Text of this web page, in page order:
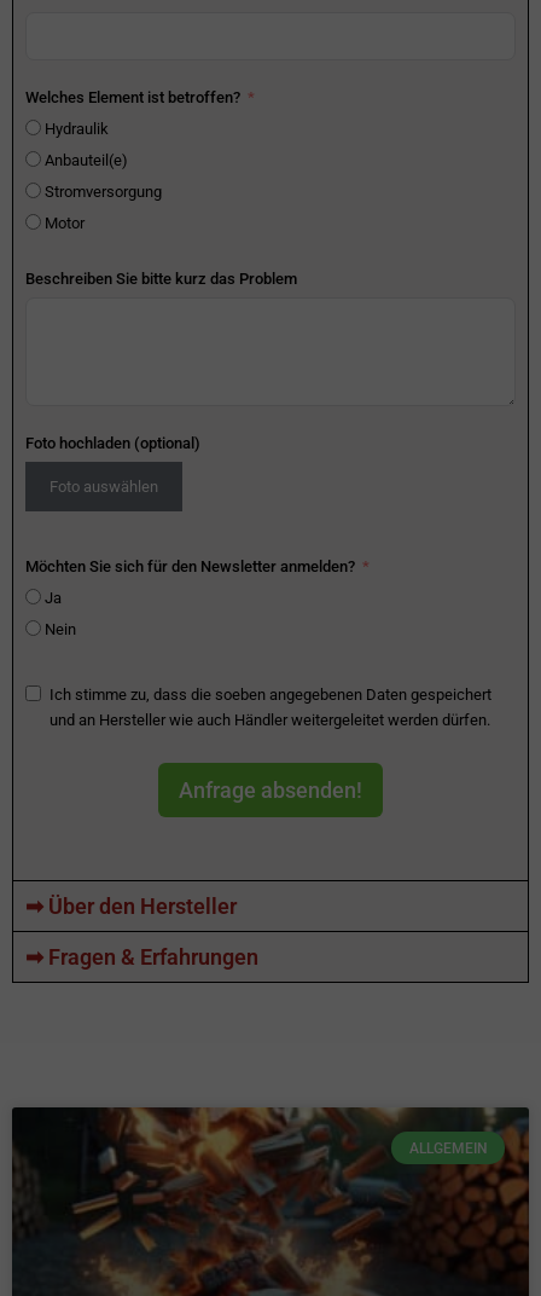
Welches Element ist betroffen?
Hydraulik
Anbauteil(e)
Stromversorgung
Motor
Beschreiben Sie bitte kurz das Problem
Foto hochladen (optional)
Foto auswählen
Möchten Sie sich für den Newsletter anmelden?
Ja
Nein
Ich stimme zu, dass die soeben angegebenen Daten gespeichert
und an Hersteller wie auch Händler weitergeleitet werden dürfen.
Anfrage absenden!
➡ Über den Hersteller
➡ Fragen & Erfahrungen
ALLGEMEIN